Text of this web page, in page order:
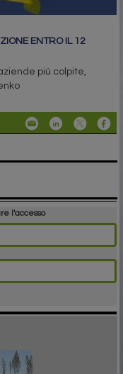
ENTRO IL 12
più colpite,
l'accesso